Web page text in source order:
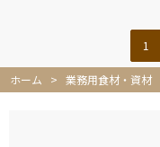
1
ホーム > 業務用食材・資材